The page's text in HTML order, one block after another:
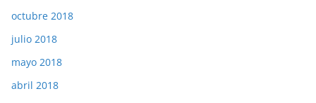
octubre 2018
julio 2018
mayo 2018
abril 2018